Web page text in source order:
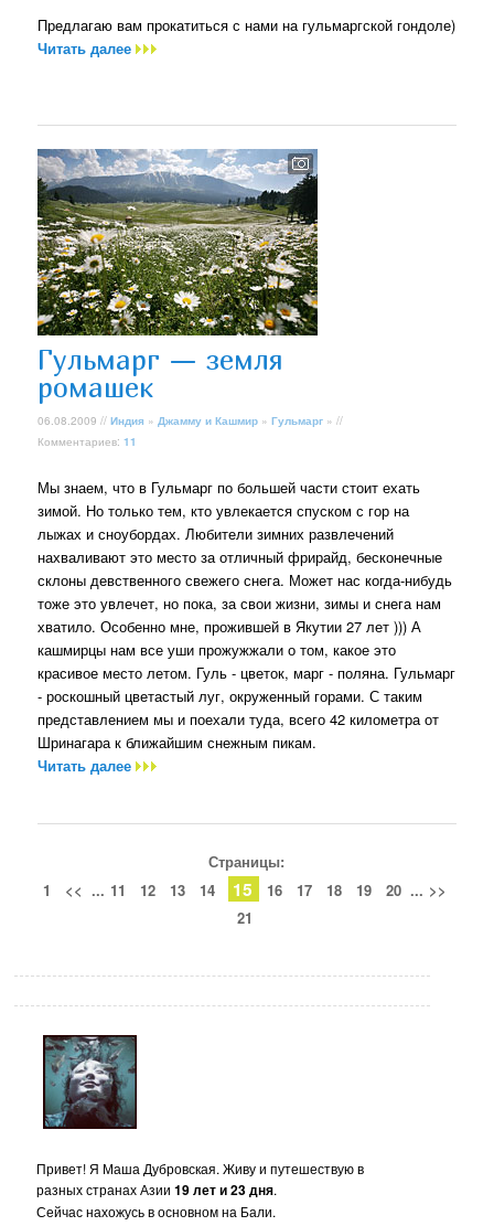
Предлагаю вам прокатиться с нами на гульмаргской гондоле)
Читать далее
Гульмарг — земля
ромашек
06.08.2009 //Индия »Джамму и Кашмир »Гульмарг » //
Комментариев:11
Мы знаем, что в Гульмарг по большей части стоит ехать
зимой. Но только тем, кто увлекается спуском с гор на
лыжах и сноубордах. Любители зимних развлечений
нахваливают это место за отличный фрирайд, бесконечные
склоны девственного свежего снега. Может нас когда-нибудь
тоже это увлечет, но пока, за свои жизни, зимы и снега нам
хватило. Особенно мне, прожившей в Якутии 27 лет ))) А
кашмирцы нам все уши прожужжали о том, какое это
красивое место летом. Гуль - цветок, марг - поляна. Гульмарг
- роскошный цветастый луг, окруженный горами. С таким
представлением мы и поехали туда, всего 42 километра от
Шринагара к ближайшим снежным пикам.
Читать далее
Страницы:
1
<< ... 11 12 13 14 15 16 17 18 19 20 ... >>
21
Привет! Я Маша Дубровская. Живу и путешествую в
разных странах Азии19 лет и 23 дня.
Сейчас нахожусь в основном на Бали.